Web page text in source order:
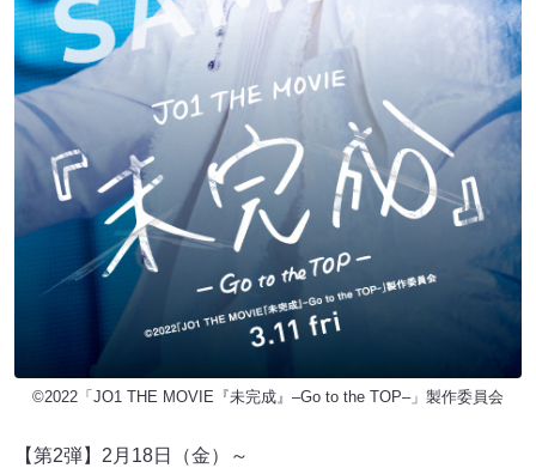
©︎2022「JO1 THE MOVIE『未完成』–Go to the TOP–」製作委員会
【第2弾】2月18日（金）～